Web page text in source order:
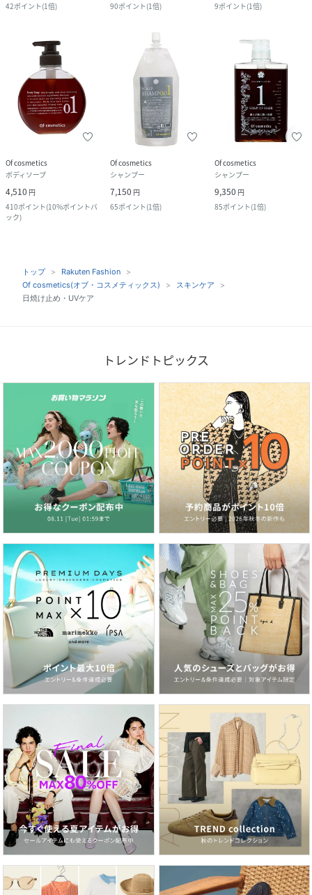
42ポイント(1倍)
90ポイント(1倍)
9ポイント(1倍)
Of cosmetics
ボディソープ
4,510 円
410ポイント(10%ポイントバ
ック)
Of cosmetics
シャンプー
7,150 円
65ポイント(1倍)
Of cosmetics
シャンプー
9,350 円
85ポイント(1倍)
トップ
Rakuten Fashion
Of cosmetics(オブ・コスメティックス)
スキンケア
日焼け止め・UVケア
トレンドトピックス